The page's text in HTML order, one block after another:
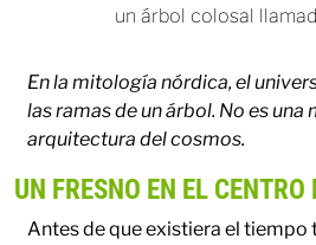
un árbol colosal
En la mitología nórdica, el
las ramas de un árbol. No es una
arquitectura del cosmos.
UN FRESNO EN EL CENTRO
Antes de que existiera el tiempo